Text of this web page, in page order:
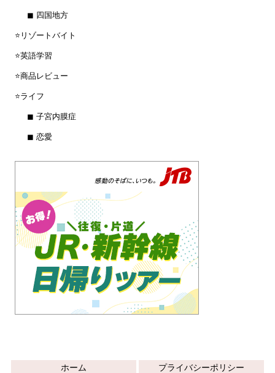
◼︎ 四国地方
⭐️リゾートバイト
⭐️英語学習
⭐️商品レビュー
⭐️ライフ
◼︎ 子宮内膜症
◼︎ 恋愛
ホーム プライバシーポリシー